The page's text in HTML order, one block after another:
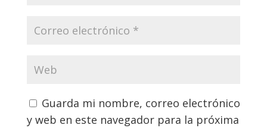
Guarda mi nombre, correo electrónico
y web en este navegador para la próxima